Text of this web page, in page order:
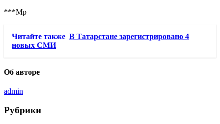
***Мр
Читайте также В Татарстане зарегистрировано 4
новых СМИ
Об авторе
admin
Рубрики